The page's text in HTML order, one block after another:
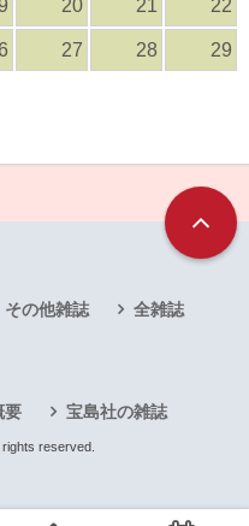
20 21 22
27 28 29
その他雑誌 全雑誌
要 宝島社の雑誌
reserved.